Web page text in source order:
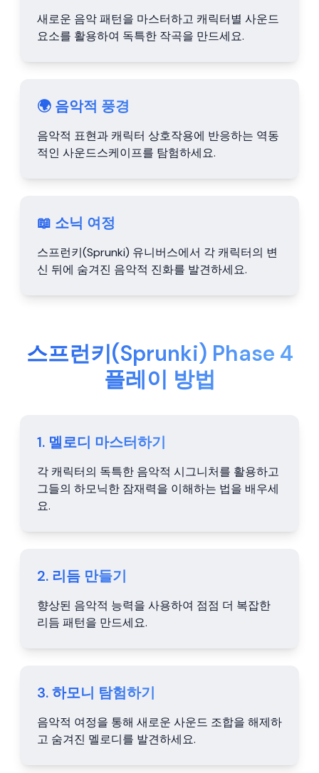
새로운 음악 패턴을 마스터하고 캐릭터별 사운드
요소를 활용하여 독특한 작곡을 만드세요.
🌍 음악적 풍경
음악적 표현과 캐릭터 상호작용에 반응하는 역동
적인 사운드스케이프를 탐험하세요.
📖 소닉 여정
스프런키(Sprunki) 유니버스에서 각 캐릭터의 변
신 뒤에 숨겨진 음악적 진화를 발견하세요.
스프런키(Sprunki) Phase 4
플레이 방법
1. 멜로디 마스터하기
각 캐릭터의 독특한 음악적 시그니처를 활용하고
그들의 하모닉한 잠재력을 이해하는 법을 배우세
요.
2. 리듬 만들기
향상된 음악적 능력을 사용하여 점점 더 복잡한
리듬 패턴을 만드세요.
3. 하모니 탐험하기
음악적 여정을 통해 새로운 사운드 조합을 해제하
고 숨겨진 멜로디를 발견하세요.